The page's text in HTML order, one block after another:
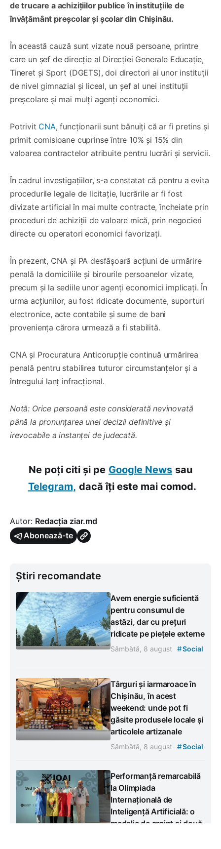
de trucare a achizițiilor publice în instituțiile de
învățământ preșcolar și școlar din Chișinău.
În această cauză sunt vizate nouă persoane, printre
care un șef de direcție al Direcției Generale Educație,
Tineret și Sport (DGETS), doi directori ai unor instituții
de nivel gimnazial și liceal, un șef al unei instituții
preșcolare și mai mulți agenți economici.
Potrivit CNA, funcționarii sunt bănuiți că ar fi pretins și
primit comisioane cuprinse între 10% și 15% din
valoarea contractelor atribuite pentru lucrări și servicii.
În cadrul investigațiilor, s-a constatat că pentru a evita
procedurile legale de licitație, lucrările ar fi fost
divizate artificial în mai multe contracte, încheiate prin
proceduri de achiziții de valoare mică, prin negocieri
directe cu operatori economici favorizați.
În prezent, CNA și PA desfășoară acțiuni de urmărire
penală la domiciliile și birourile persoanelor vizate,
precum și la sediile unor agenți economici implicați. În
urma acțiunilor, au fost ridicate documente, suporturi
electronice, acte contabile și sume de bani
proveniența cărora urmează a fi stabilită.
CNA și Procuratura Anticorupție continuă urmărirea
penală pentru stabilirea tuturor circumstanțelor și a
întregului lanț infracțional.
Notă: Orice persoană este considerată nevinovată
până la pronunțarea unei decizii definitive și
irevocabile a instanței de judecată.
Ne poți citi și pe Google News sau
Telegram, dacă îți este mai comod.
Autor: Redacția ziar.md
Abonează-te
Știri recomandate
Avem energie suficientă
pentru consumul de
astăzi, dar cu prețuri
ridicate pe piețele externe
Sâmbătă, 8 august #Social
Târguri și iarmaroace în
Chișinău, în acest
weekend: unde pot fi
găsite produsele locale și
articolele artizanale
Sâmbătă, 8 august #Social
Performanță remarcabilă
la Olimpiada
Internațională de
Inteligență Artificială: o
medalie de argint și două